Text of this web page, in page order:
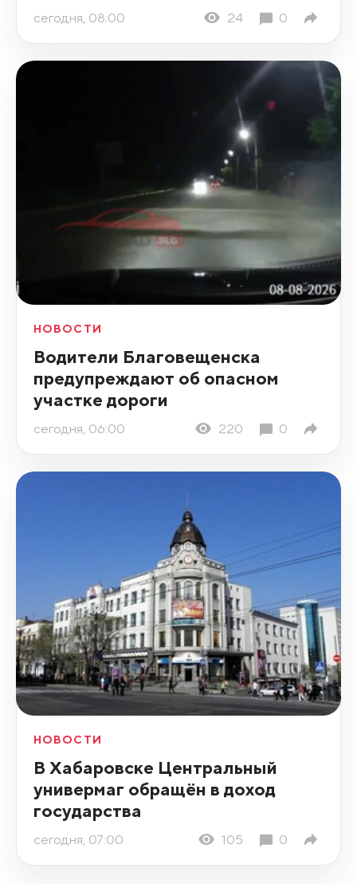
сегодня, 08:00 24 0
НОВОСТИ
Водители Благовещенска
предупреждают об опасном
участке дороги
сегодня, 06:00 220 0
НОВОСТИ
В Хабаровске Центральный
универмаг обращён в доход
государства
сегодня, 07:00 105 0